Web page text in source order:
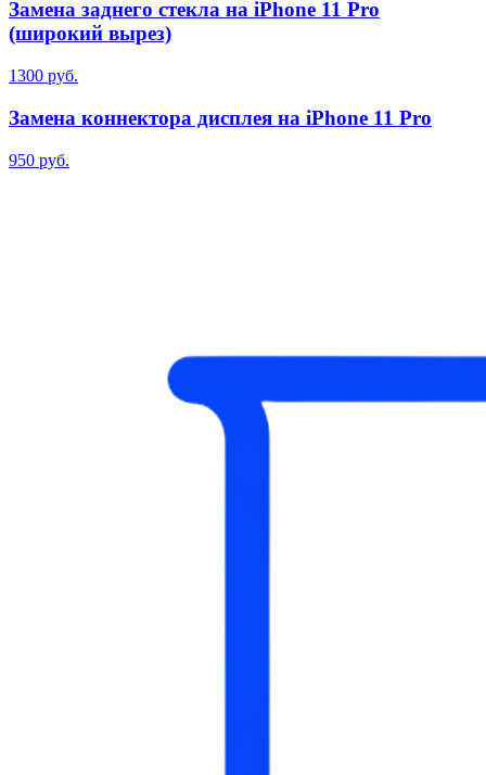
Замена заднего стекла на iPhone 11 Pro
(широкий вырез)
1300 руб.
Замена коннектора дисплея на iPhone 11 Pro
950 руб.